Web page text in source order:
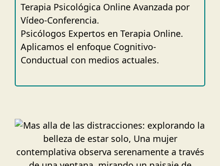
Terapia Psicológica Online Avanzada por
Vídeo-Conferencia.
Psicólogos Expertos en Terapia Online.
Aplicamos el enfoque Cognitivo-
Conductual con medios actuales.